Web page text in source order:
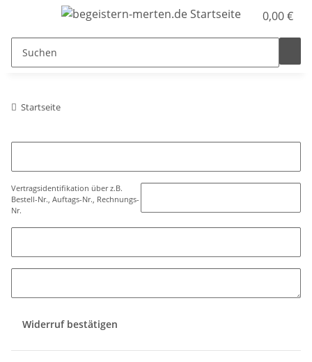
0,00 €
Startseite
Vertragsidentifikation über z.B.
Bestell-Nr., Auftags-Nr., Rechnungs-
Nr.
Widerruf bestätigen